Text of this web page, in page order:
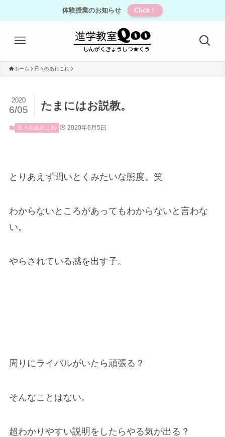
体験授業のお知らせ Click！
ホーム 日々のあれこれ
たまにはお説教。
2020
6/05
日々のあれこれ 2020年6月5日
とりあえず聞いとくみたいな態度。笑
わからないところがあってもわからないと言わな
い。
やらされている感を出す子。
周りにライバルがいたら頑張る？
そんなことはない。
超わかりやすい説明をしたらやる気が出る？